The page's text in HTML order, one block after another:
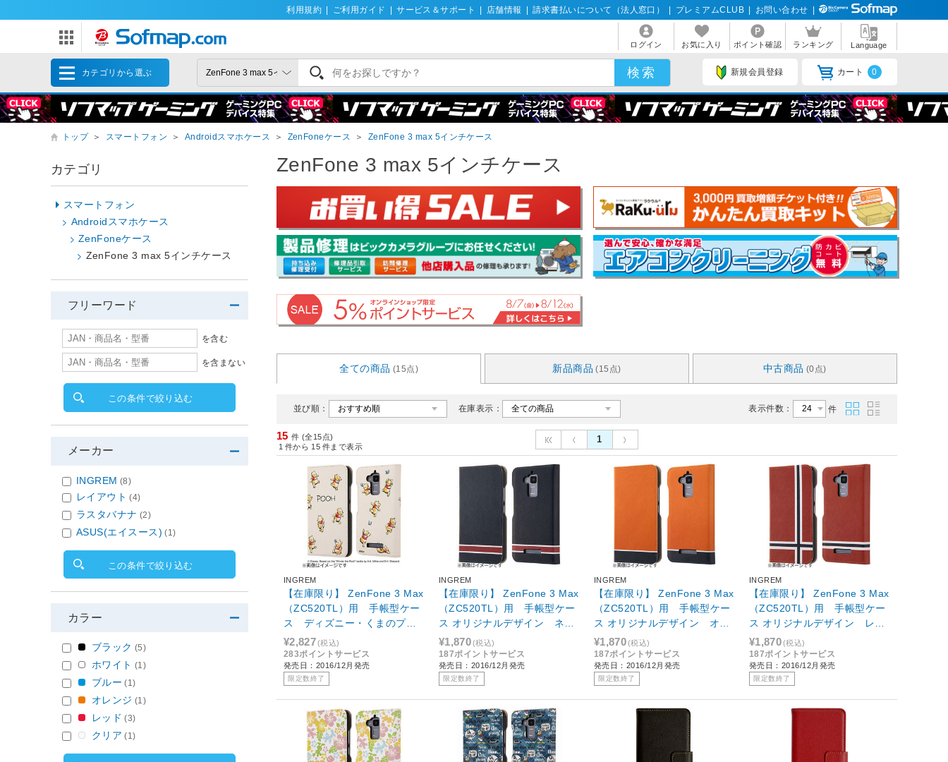
利用規約 ご利用ガイド サービス＆サポート 店舗情報 請求書払いについて（法人窓口） プレミアムCLUB お問い合わせ
ログイン お気に入り ポイント確認 ランキング Language
カテゴリから選ぶ 新規会員登録 カート 0
トップ ＞ スマートフォン ＞ Androidスマホケース ＞ ZenFoneケース ＞ ZenFone 3 max 5インチケース
ZenFone 3 max 5インチケース
全ての商品 (15点) 新品商品 (15点) 中古商品 (0点)
並び順： 在庫表示： 表示件数： 件
15 件 (全15点)
1 件から 15 件まで表示
1
INGREM
【在庫限り】 ZenFone 3 Max
（ZC520TL）用 手帳型ケー
ス ディズニー・くまのプー
さん2 IJ-DAZ3MLC/PO012
¥2,827(税込)
283ポイントサービス
発売日：2016/12月発売
限定数終了
INGREM
【在庫限り】 ZenFone 3 Max
（ZC520TL）用 手帳型ケー
ス オリジナルデザイン ネイ
ビー IJ-RAZ3MLC/AK091
¥1,870(税込)
187ポイントサービス
発売日：2016/12月発売
限定数終了
INGREM
【在庫限り】 ZenFone 3 Max
（ZC520TL）用 手帳型ケー
ス オリジナルデザイン オレ
ンジ IJ-RAZ3MLC/AK094
¥1,870(税込)
187ポイントサービス
発売日：2016/12月発売
限定数終了
INGREM
【在庫限り】 ZenFone 3 Max
（ZC520TL）用 手帳型ケー
ス オリジナルデザイン レッ
ド IJ-RAZ3MLC/AK093
¥1,870(税込)
187ポイントサービス
発売日：2016/12月発売
限定数終了
カテゴリ
スマートフォン
Androidスマホケース
ZenFoneケース
ZenFone 3 max 5インチケース
フリーワード
を含む
を含まない
この条件で絞り込む
メーカー
INGREM (8)
レイアウト (4)
ラスタバナナ (2)
ASUS(エイスース) (1)
この条件で絞り込む
カラー
ブラック (5)
ホワイト (1)
ブルー (1)
オレンジ (1)
レッド (3)
クリア (1)